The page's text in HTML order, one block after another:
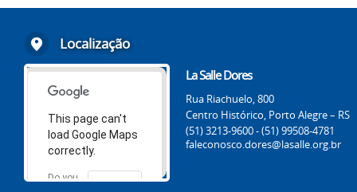
Localização
This page can't
load Google Maps
correctly.
Do you
OK
La Salle Dores
Rua Riachuelo, 800
Centro Histórico, Porto Alegre – RS
(51) 3213-9600 - (51) 99508-4781
faleconosco.dores@lasalle.org.br